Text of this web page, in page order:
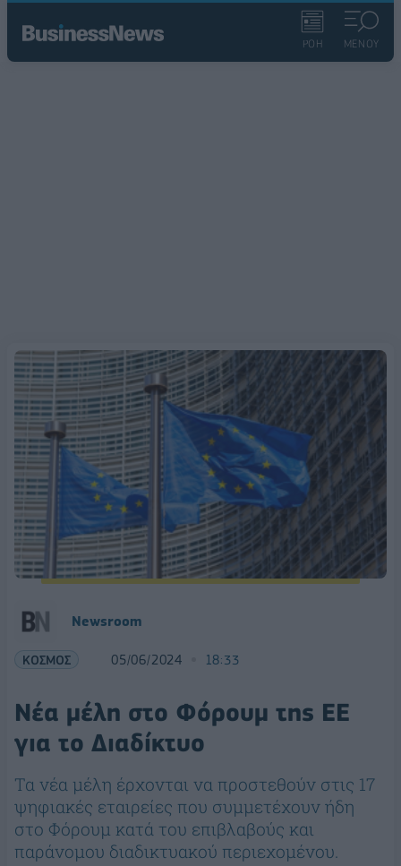
ΡΟΗ ΜΕΝΟΥ
Newsroom
ΚΟΣΜΟΣ 05/06/2024 18:33
Νέα μέλη στο Φόρουμ της ΕΕ
για το Διαδίκτυο
Τα νέα μέλη έρχονται να προστεθούν στις 17
ψηφιακές εταιρείες που συμμετέχουν ήδη
στο Φόρουμ κατά του επιβλαβούς και
παράνομου διαδικτυακού περιεχομένου.